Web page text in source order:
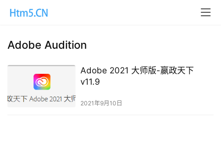
Adobe Audition
Adobe 2021 大师版-嬴政天下
v11.9
2021年9月10日